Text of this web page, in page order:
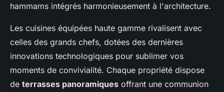
hammams intégrés harmonieusement à l'architecture.
Les cuisines équipées haute gamme rivalisent avec
celles des grands chefs, dotées des dernières
innovations technologiques pour sublimer vos
moments de convivialité. Chaque propriété dispose
de terrasses panoramiques offrant une communion